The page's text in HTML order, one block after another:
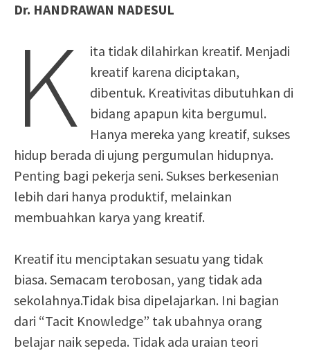
Dr. HANDRAWAN NADESUL
K
ita tidak dilahirkan kreatif. Menjadi
kreatif karena diciptakan,
dibentuk. Kreativitas dibutuhkan di
bidang apapun kita bergumul.
Hanya mereka yang kreatif, sukses
hidup berada di ujung pergumulan hidupnya.
Penting bagi pekerja seni. Sukses berkesenian
lebih dari hanya produktif, melainkan
membuahkan karya yang kreatif.
Kreatif itu menciptakan sesuatu yang tidak
biasa. Semacam terobosan, yang tidak ada
sekolahnya.Tidak bisa dipelajarkan. Ini bagian
dari “Tacit Knowledge” tak ubahnya orang
belajar naik sepeda. Tidak ada uraian teori